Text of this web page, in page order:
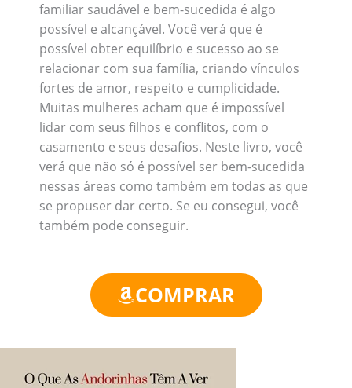
familiar saudável e bem-sucedida é algo
possível e alcançável. Você verá que é
possível obter equilíbrio e sucesso ao se
relacionar com sua família, criando vínculos
fortes de amor, respeito e cumplicidade.
Muitas mulheres acham que é impossível
lidar com seus filhos e conflitos, com o
casamento e seus desafios. Neste livro, você
verá que não só é possível ser bem-sucedida
nessas áreas como também em todas as que
se propuser dar certo. Se eu consegui, você
também pode conseguir.
COMPRAR